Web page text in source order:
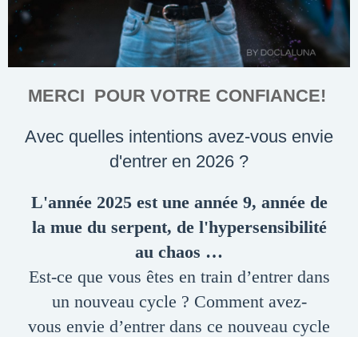
MERCI POUR VOTRE CONFIANCE!
Avec quelles intentions avez-vous envie
d'entrer en 2026 ?
L'année 2025 est une année 9, année de
la mue du serpent, de l'hypersensibilité
au chaos …
Est-ce que vous êtes en train d’entrer dans
un nouveau cycle ? Comment avez-
vous envie d’entrer dans ce nouveau cycle